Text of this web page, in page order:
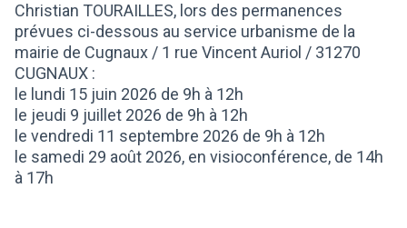
Christian TOURAILLES, lors des permanences
prévues ci-dessous au service urbanisme de la
mairie de Cugnaux / 1 rue Vincent Auriol / 31270
CUGNAUX :
le lundi 15 juin 2026 de 9h à 12h
le jeudi 9 juillet 2026 de 9h à 12h
le vendredi 11 septembre 2026 de 9h à 12h
le samedi 29 août 2026, en visioconférence, de 14h
à 17h